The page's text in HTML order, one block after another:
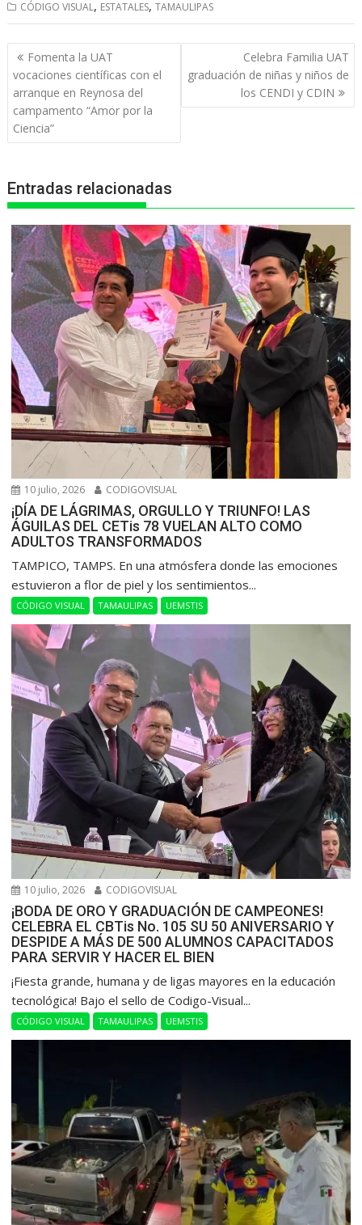
a
t
s
A
p
c
e
b
o
s
s
e
n
l
e
i
n
t
CÓDIGO VISUAL, ESTATALES,TAMAULIPAS
Navegación
de
entradas
Fomenta la UAT
vocaciones científicas con el
arranque en Reynosa del
campamento “Amor por la
Ciencia”
Celebra Familia UAT
graduación de niñas y niños de
los CENDI y CDIN
Entradas relacionadas
10 julio, 2026 CODIGOVISUAL
¡DÍA DE LÁGRIMAS, ORGULLO Y TRIUNFO! LAS
ÁGUILAS DEL CETis 78 VUELAN ALTO COMO
ADULTOS TRANSFORMADOS
​TAMPICO, TAMPS. En una atmósfera donde las emociones
estuvieron a flor de piel y los sentimientos...
CÓDIGO VISUAL TAMAULIPAS UEMSTIS
10 julio, 2026 CODIGOVISUAL
¡BODA DE ORO Y GRADUACIÓN DE CAMPEONES!
CELEBRA EL CBTis No. 105 SU 50 ANIVERSARIO Y
DESPIDE A MÁS DE 500 ALUMNOS CAPACITADOS
PARA SERVIR Y HACER EL BIEN
​¡Fiesta grande, humana y de ligas mayores en la educación
tecnológica! Bajo el sello de Codigo-Visual...
CÓDIGO VISUAL TAMAULIPAS UEMSTIS